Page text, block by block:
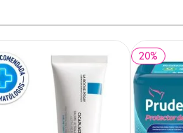
20%